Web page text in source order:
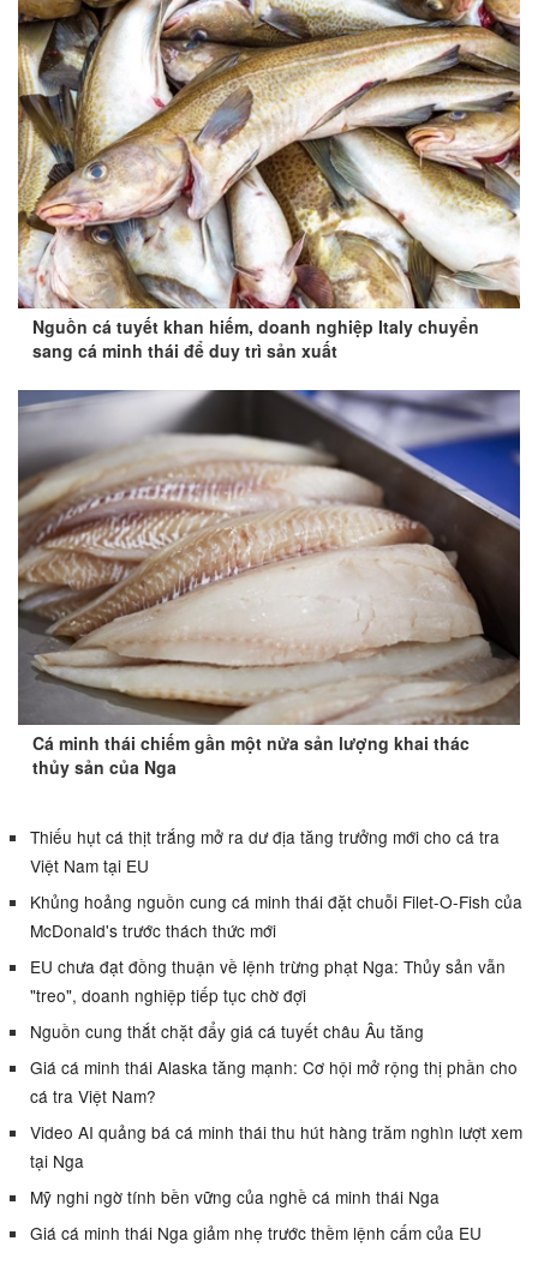
Nguồn cá tuyết khan hiếm, doanh nghiệp Italy chuyển
sang cá minh thái để duy trì sản xuất
Cá minh thái chiếm gần một nửa sản lượng khai thác
thủy sản của Nga
Thiếu hụt cá thịt trắng mở ra dư địa tăng trưởng mới cho cá tra
Việt Nam tại EU
Khủng hoảng nguồn cung cá minh thái đặt chuỗi Filet-O-Fish của
McDonald's trước thách thức mới
EU chưa đạt đồng thuận về lệnh trừng phạt Nga: Thủy sản vẫn
"treo", doanh nghiệp tiếp tục chờ đợi
Nguồn cung thắt chặt đẩy giá cá tuyết châu Âu tăng
Giá cá minh thái Alaska tăng mạnh: Cơ hội mở rộng thị phần cho
cá tra Việt Nam?
Video AI quảng bá cá minh thái thu hút hàng trăm nghìn lượt xem
tại Nga
Mỹ nghi ngờ tính bền vững của nghề cá minh thái Nga
Giá cá minh thái Nga giảm nhẹ trước thềm lệnh cấm của EU